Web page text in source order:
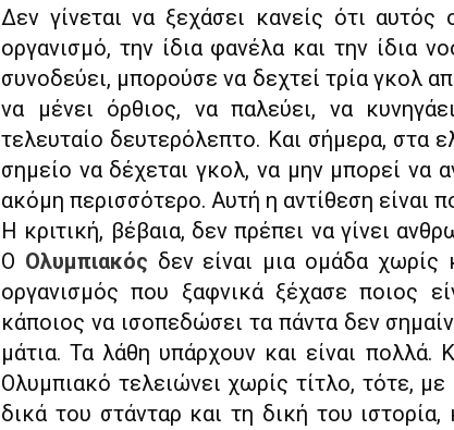
Δεν γίνεται να ξεχάσει κανείς ότι αυτός
οργανισμό, την ίδια φανέλα και την ίδια
συνοδεύει, μπορούσε να δεχτεί τρία γκολ
να μένει όρθιος, να παλεύει, να
τελευταίο δευτερόλεπτο. Και σήμερα, στα
σημείο να δέχεται γκολ, να μην μπορεί να
ακόμη περισσότερο. Αυτή η αντίθεση είναι
Η κριτική, βέβαια, δεν πρέπει να γίνει
Ο Ολυμπιακός δεν είναι μια ομάδα χωρίς
οργανισμός που ξαφνικά ξέχασε ποιος
κάποιος να ισοπεδώσει τα πάντα δεν
μάτια. Τα λάθη υπάρχουν και είναι πολλά.
Ολυμπιακό τελειώνει χωρίς τίτλο, τότε,
δικά του στάνταρ και τη δική του